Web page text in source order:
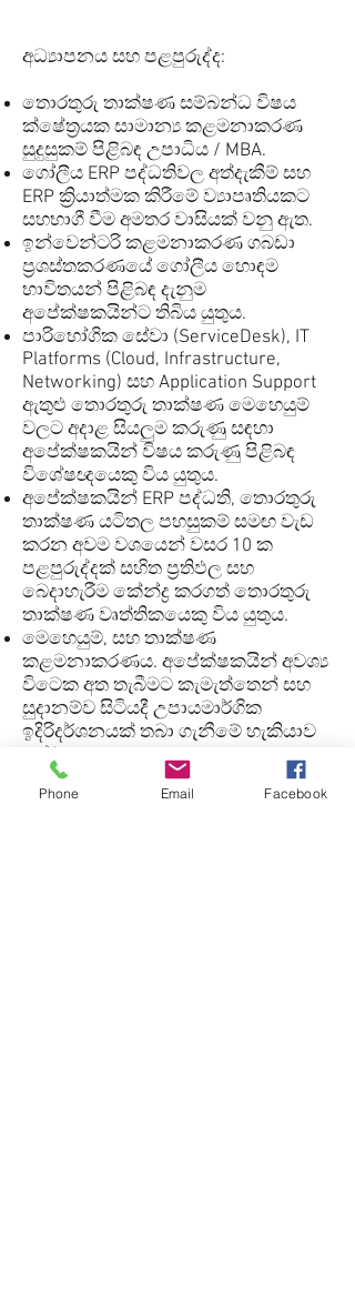
අධ්‍යාපනය සහ පළපුරුද්ද:
තොරතුරු තාක්ෂණ සම්බන්ධ විෂය
ක්ෂේත්‍රයක සාමාන්‍ය කළමනාකරණ
සුදුසුකම් පිළිබඳ උපාධිය / MBA.
ගෝලීය ERP පද්ධතිවල අත්දැකීම් සහ
ERP ක්‍රියාත්මක කිරීමේ ව්‍යාපෘතියකට
සහභාගී වීම අමතර වාසියක් වනු ඇත.
ඉන්වෙන්ටරි කළමනාකරණ ගබඩා
ප්‍රශස්තකරණයේ ගෝලීය හොඳම
භාවිතයන් පිළිබඳ දැනුම
අපේක්ෂකයින්ට තිබිය යුතුය.
පාරිභෝගික සේවා (ServiceDesk), IT
Platforms (Cloud, Infrastructure,
Networking) සහ Application Support
ඇතුළු තොරතුරු තාක්ෂණ මෙහෙයුම්
වලට අදාළ සියලුම කරුණු සඳහා
අපේක්ෂකයින් විෂය කරුණු පිළිබඳ
විශේෂඥයෙකු විය යුතුය.
අපේක්ෂකයින් ERP පද්ධති, තොරතුරු
තාක්ෂණ යටිතල පහසුකම් සමඟ වැඩ
කරන අවම වශයෙන් වසර 10 ක
පළපුරුද්දක් සහිත ප්‍රතිඵල සහ
බෙදාහැරීම කේන්ද්‍ර කරගත් තොරතුරු
තාක්ෂණ වෘත්තිකයෙකු විය යුතුය.
මෙහෙයුම්, සහ තාක්ෂණ
කළමනාකරණය. අපේක්ෂකයින් අවශ්‍ය
විටෙක අත තැබීමට කැමැත්තෙන් සහ
සුදානම්ව සිටියදී උපායමාර්ගික
ඉදිරිදර්ශනයක් තබා ගැනීමේ හැකියාව
ප්‍රදර්ශනය කළ යුතුය.
සියලුම මට්ටමේ කළමනාකාරිත්වය සහ
සේවකයින් සමඟ පහසුවෙන් සබඳතා
Phone Email Facebook